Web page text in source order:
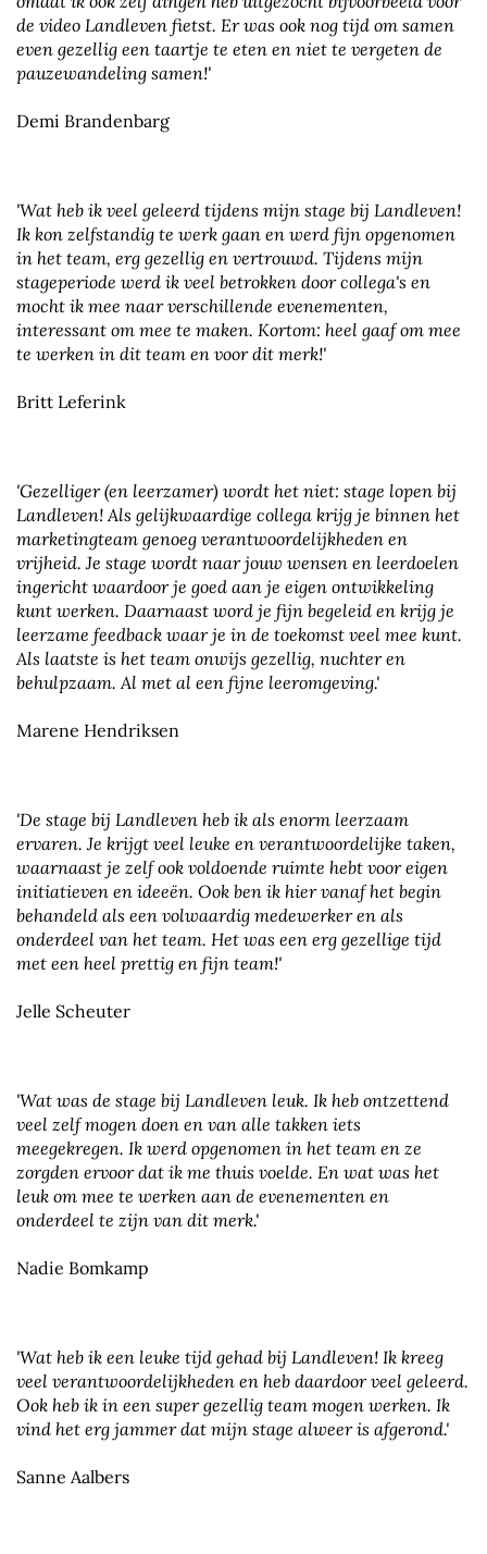
de video Landleven fietst. Er was ook nog tijd om samen
even gezellig een taartje te eten en niet te vergeten de
pauzewandeling samen!'
Demi Brandenbarg
'Wat heb ik veel geleerd tijdens mijn stage bij Landleven!
Ik kon zelfstandig te werk gaan en werd fijn opgenomen
in het team, erg gezellig en vertrouwd. Tijdens mijn
stageperiode werd ik veel betrokken door collega's en
mocht ik mee naar verschillende evenementen,
interessant om mee te maken. Kortom: heel gaaf om mee
te werken in dit team en voor dit merk!'
Britt Leferink
'Gezelliger (en leerzamer) wordt het niet: stage lopen bij
Landleven! Als gelijkwaardige collega krijg je binnen het
marketingteam genoeg verantwoordelijkheden en
vrijheid. Je stage wordt naar jouw wensen en leerdoelen
ingericht waardoor je goed aan je eigen ontwikkeling
kunt werken. Daarnaast word je fijn begeleid en krijg je
leerzame feedback waar je in de toekomst veel mee kunt.
Als laatste is het team onwijs gezellig, nuchter en
behulpzaam. Al met al een fijne leeromgeving.'
Marene Hendriksen
'De stage bij Landleven heb ik als enorm leerzaam
ervaren. Je krijgt veel leuke en verantwoordelijke taken,
waarnaast je zelf ook voldoende ruimte hebt voor eigen
initiatieven en ideeën. Ook ben ik hier vanaf het begin
behandeld als een volwaardig medewerker en als
onderdeel van het team. Het was een erg gezellige tijd
met een heel prettig en fijn team!'
Jelle Scheuter
'Wat was de stage bij Landleven leuk. Ik heb ontzettend
veel zelf mogen doen en van alle takken iets
meegekregen. Ik werd opgenomen in het team en ze
zorgden ervoor dat ik me thuis voelde. En wat was het
leuk om mee te werken aan de evenementen en
onderdeel te zijn van dit merk.'
Nadie Bomkamp
'Wat heb ik een leuke tijd gehad bij Landleven! Ik kreeg
veel verantwoordelijkheden en heb daardoor veel geleerd.
Ook heb ik in een super gezellig team mogen werken. Ik
vind het erg jammer dat mijn stage alweer is afgerond.'
Sanne Aalbers